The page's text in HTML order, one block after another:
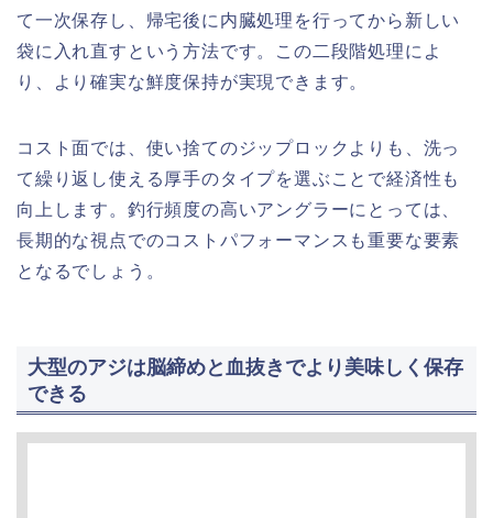
て一次保存し、帰宅後に内臓処理を行ってから新しい
袋に入れ直すという方法です。この二段階処理によ
り、より確実な鮮度保持が実現できます。
コスト面では、使い捨てのジップロックよりも、洗っ
て繰り返し使える厚手のタイプを選ぶことで経済性も
向上します。釣行頻度の高いアングラーにとっては、
長期的な視点でのコストパフォーマンスも重要な要素
となるでしょう。
大型のアジは脳締めと血抜きでより美味しく保存
できる